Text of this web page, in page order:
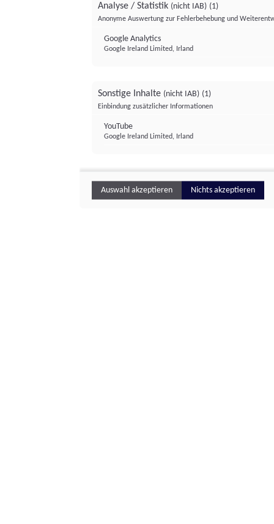
Analyse / Statistik (nicht IAB) (1)
Anonyme Auswertung zur Fehlerbehebung und
Google Analytics
Google Ireland Limited, Irland
Sonstige Inhalte (nicht IAB) (1)
Einbindung zusätzlicher Informationen
YouTube
Google Ireland Limited, Irland
Auswahl akzeptieren Nichts akzeptieren